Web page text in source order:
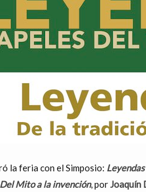
la feria con el Simposio:
Mito a la invención, porJoaquín